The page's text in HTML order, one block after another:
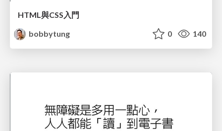
HTML與CSS入門
bobbytung
0 140